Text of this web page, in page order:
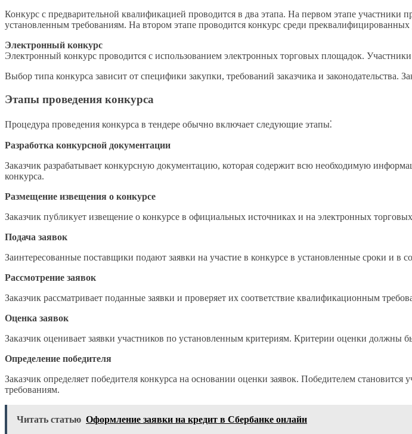
Конкурс с предварительной квалификацией проводится в два этапа. На первом этапе участники
установленным требованиям. На втором этапе проводится конкурс среди преквалифицированных
Электронный конкурс
Электронный конкурс проводится с использованием электронных торговых площадок.
Выбор типа конкурса зависит от специфики закупки, требований заказчика и законодательства.
Этапы проведения конкурса
Процедура проведения конкурса в тендере обычно включает следующие этапы⁚
Разработка конкурсной документации
Заказчик разрабатывает конкурсную документацию, которая содержит всю необходимую
конкурса.
Размещение извещения о конкурсе
Заказчик публикует извещение о конкурсе в официальных источниках и на электронных
Подача заявок
Заинтересованные поставщики подают заявки на участие в конкурсе в установленные сроки и в
Рассмотрение заявок
Заказчик рассматривает поданные заявки и проверяет их соответствие квалификационным
Оценка заявок
Заказчик оценивает заявки участников по установленным критериям. Критерии оценки должны
Определение победителя
Заказчик определяет победителя конкурса на основании оценки заявок. Победителем
требованиям.
Читать статью Оформление заявки на кредит в Сбербанке онлайн